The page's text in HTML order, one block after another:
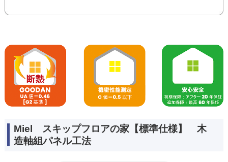
Miel スキップフロアの家【標準仕様】 木
造軸組パネル工法